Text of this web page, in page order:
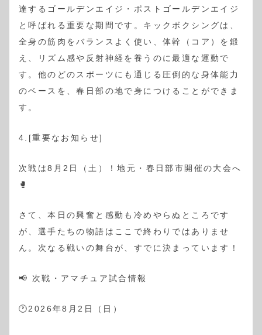
達するゴールデンエイジ・ポストゴールデンエイジ
と呼ばれる重要な期間です。キックボクシングは、
全身の筋肉をバランスよく使い、体幹（コア）を鍛
え、リズム感や反射神経を養うのに最適な運動で
す。他のどのスポーツにも通じる圧倒的な身体能力
のベースを、春日部の地で身につけることができま
す。
4.[重要なお知らせ]
次戦は8月2日（土）！地元・春日部市開催の大会へ
🥊
さて、本日の興奮と感動も冷めやらぬところです
が、選手たちの物語はここで終わりではありませ
ん。次なる戦いの舞台が、すでに決まっています！
📢 次戦・アマチュア試合情報
🕐2026年8月2日（日）